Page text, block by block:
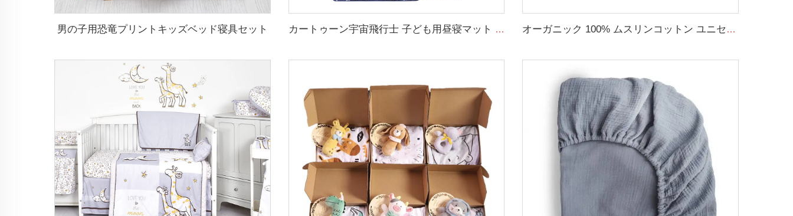
男の子用恐竜プリントキッズベッド寝具セット カートゥーン宇宙飛行士 子ども用昼寝マット 100% コットン 幼稚園用昼寝マット 付属の枕付き オーガニック 100% ムスリンコットン ユニセックス スワドルラップ ソフトベビー毛布